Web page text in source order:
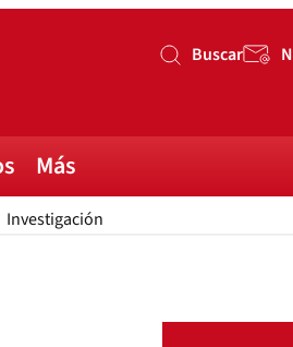
Buscar
Buscar
Investigación
Más